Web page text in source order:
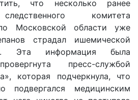
что несколько ранее
комитета
Московской области уже
страдал ишемической
Эта информация была
пресс-службой
которая подчеркнула, что
подвергался медицинским